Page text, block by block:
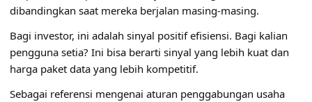
dibandingkan saat mereka berjalan masing-masing.
Bagi investor, ini adalah sinyal positif efisiensi. Bagi kalian
pengguna setia? Ini bisa berarti sinyal yang lebih kuat dan
harga paket data yang lebih kompetitif.
Sebagai referensi mengenai aturan penggabungan usaha